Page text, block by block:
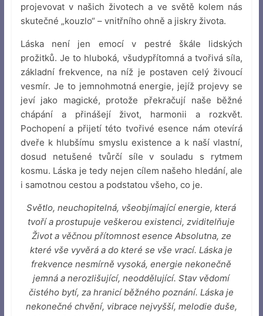
projevovat v našich životech a ve světě kolem nás
skutečné „kouzlo“ – vnitřního ohně a jiskry života.
Láska není jen emocí v pestré škále lidských
prožitků. Je to hluboká, všudypřítomná a tvořivá síla,
základní frekvence, na níž je postaven celý živoucí
vesmír. Je to jemnohmotná energie, jejíž projevy se
jeví jako magické, protože překračují naše běžné
chápání a přinášejí život, harmonii a rozkvět.
Pochopení a přijetí této tvořivé esence nám otevírá
dveře k hlubšímu smyslu existence a k naší vlastní,
dosud netušené tvůrčí síle v souladu s rytmem
kosmu. Láska je tedy nejen cílem našeho hledání, ale
i samotnou cestou a podstatou všeho, co je.
Světlo, neuchopitelná, všeobjímající energie, která
tvoří a prostupuje veškerou existenci, zviditelňuje
Život a věčnou přítomnost esence Absolutna, ze
které vše vyvěrá a do které se vše vrací. Láska je
frekvence nesmírně vysoká, energie nekonečně
jemná a nerozlišující, neoddělující. Stav vědomí
čistého bytí, za hranicí běžného poznání. Láska je
nekonečné chvění, vibrace nejvyšší, melodie duše,